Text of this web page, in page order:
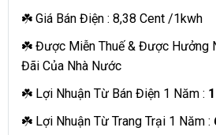
☘️ Giá Bán Điện : 8,38 Cent /1kwh
☘️ Được Miễn Thuế & Được Hưởng
Đãi Của Nhà Nước
☘️ Lợi Nhuận Từ Bán Điện 1 Năm :
☘️ Lợi Nhuận Từ Trang Trại 1 Năm :